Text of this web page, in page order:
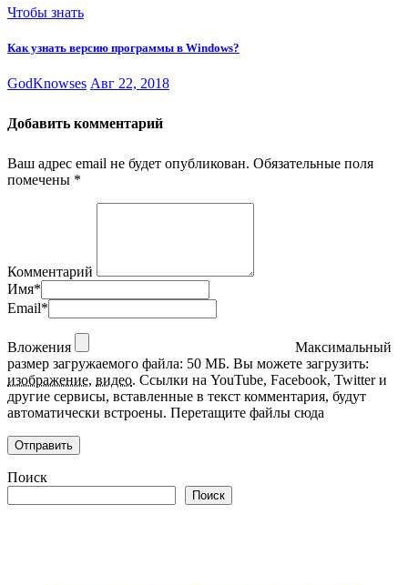
Чтобы знать
Как узнать версию программы в Windows?
GodKnowses Авг 22, 2018
Добавить комментарий
Ваш адрес email не будет опубликован. Обязательные поля
помечены *
Комментарий
Имя*
Email*
Вложения
Максимальный
размер загружаемого файла: 50 МБ. Вы можете загрузить:
изображение, видео. Ссылки на YouTube, Facebook, Twitter и
другие сервисы, вставленные в текст комментария, будут
автоматически встроены. Перетащите файлы сюда
Поиск
Поиск